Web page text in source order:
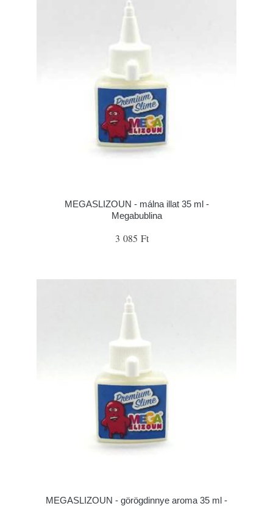
MEGASLIZOUN - málna illat 35 ml -
Megabublina
3 085 Ft
MEGASLIZOUN - görögdinnye aroma 35 ml -